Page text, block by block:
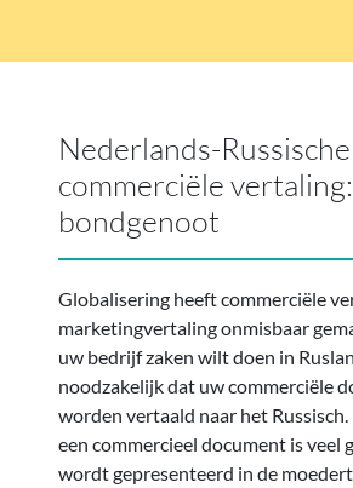
Nederlands-Russische
commerciële
bondgenoot
Globalisering heeft commerciële
marketingvertaling onmisbaar
uw bedrijf zaken wilt doen in
noodzakelijk dat uw commerciële
worden vertaald naar het
een commercieel document is veel
wordt gepresenteerd in de